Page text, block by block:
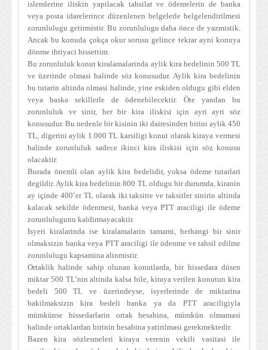
islemlerine iliskin yapilacak tahsilat ve ödemelerin de banka
veya posta idarelerince düzenlenen belgelerle belgelendirilmesi
zorunlulugu getirmistir. Bu zorunlulugu daha önce de yazmistik.
Ancak bu konuda çokça okur sorusu gelince tekrar ayni konuya
dönme ihtiyaci hissettim.
Bu zorunluluk konut kiralamalarinda aylik kira bedelinin 500 TL
ve üzerinde olmasi halinde söz konusudur. Aylik kira bedelinin
bu tutarin altinda olmasi halinde, yine eskiden oldugu gibi elden
veya baska sekillerle de ödenebilecektir. Öte yandan bu
zorunluluk ve sinir, her bir kira iliskisi için ayri ayri söz
konusudur. Bu nedenle bir kisinin iki dairesinden birini aylik 450
TL, digerini aylik 1.000 TL karsiligi konut olarak kiraya vermesi
halinde zorunluluk sadece ikinci kira iliskisi için söz konusu
olacaktir.
Burada önemli olan aylik kira bedelidir, yoksa ödeme tutarlari
degildir. Aylik kira bedelinin 800 TL oldugu bir durumda, kiranin
ay içinde 400’er TL olarak iki taksitte ve taksitler sinirin altinda
kalacak sekilde ödenmesi, banka veya PTT araciligi ile ödeme
zorunlulugunu kaldirmayacaktir.
Isyeri kiralarinda ise kiralamalarin tamami, herhangi bir sinir
olmaksizin banka veya PTT araciligi ile ödenme ve tahsil edilme
zorunlulugu kapsamina alinmistir.
Ortaklik halinde sahip olunan konutlarda, bir hissedara düsen
miktar 500 TL’nin altinda kalsa bile, kiraya verilen konutun kira
bedeli 500 TL ve üzerindeyse, isyerlerinde de miktarina
bakilmaksizin kira bedeli banka ya da PTT araciligiyla
mümkünse hissedarlarin ortak hesabina, mümkün olmamasi
halinde ortaklardan birinin hesabina yatirilmasi gerekmektedir.
Bazen kira sözlesmeleri kiraya verenin vekili vasitasi ile